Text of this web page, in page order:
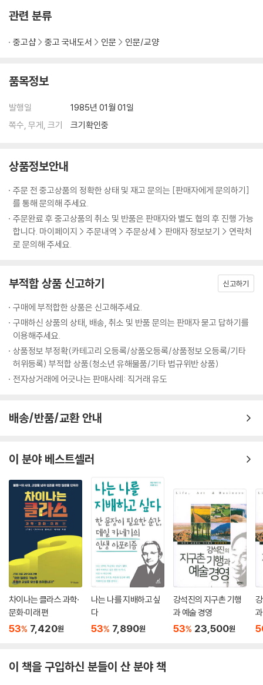
관련 분류
중고샵 중고 국내도서 인문 인문/교양
품목정보
발행일
1985년 01월 01일
쪽수, 무게, 크기
크기확인중
상품정보안내
주문 전 중고상품의 정확한 상태 및 재고 문의는 [판매자에게 문의하기]
를 통해 문의해 주세요.
주문완료 후 중고상품의 취소 및 반품은 판매자와 별도 협의 후 진행 가능
합니다. 마이페이지 > 주문내역 > 주문상세 > 판매자 정보보기 > 연락처
로 문의해 주세요.
부적합 상품 신고하기 신고하기
구매에 부적합한 상품은 신고해주세요.
구매하신 상품의 상태, 배송, 취소 및 반품 문의는 판매자 묻고 답하기를
이용해주세요.
상품정보 부정확(카테고리 오등록/상품오등록/상품정보 오등록/기타
허위등록) 부적합 상품(청소년 유해물품/기타 법규위반 상품)
전자상거래에 어긋나는 판매사례: 직거래 유도
배송/반품/교환 안내
이 분야 베스트셀러
차이나는 클라스 과학·
문화·미래 편
53% 7,420원
나는 나를 지배하고 싶
다
53% 7,890원
강석진의 지구촌 기행
과 예술 경영
53% 23,500원
이 책을 구입하신 분들이 산 분야 책